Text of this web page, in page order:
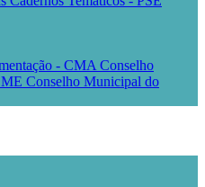
- CMA Conselho
Conselho Municipal do